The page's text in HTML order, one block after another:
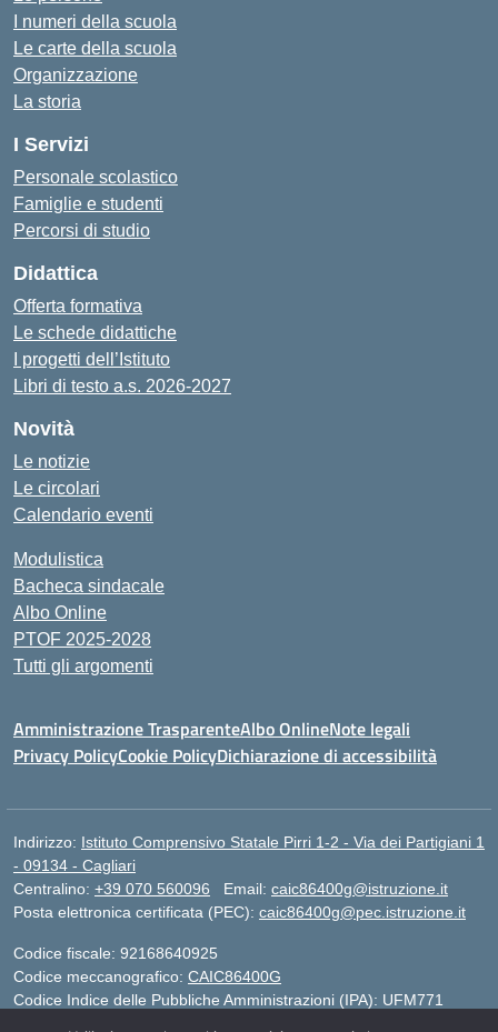
I numeri della scuola
Le carte della scuola
Organizzazione
La storia
I Servizi
Personale scolastico
Famiglie e studenti
Percorsi di studio
Didattica
Offerta formativa
Le schede didattiche
I progetti dell’Istituto
Libri di testo a.s. 2026-2027
Novità
Le notizie
Le circolari
Calendario eventi
Modulistica
Bacheca sindacale
Albo Online
PTOF 2025-2028
Tutti gli argomenti
Amministrazione TrasparenteAlbo OnlineNote legali
Privacy PolicyCookie PolicyDichiarazione di accessibilità
Indirizzo: Istituto Comprensivo Statale Pirri 1-2 - Via dei Partigiani 1
- 09134 - Cagliari
Centralino: +39 070 560096 Email: caic86400g@istruzione.it
Posta elettronica certificata (PEC): caic86400g@pec.istruzione.it
Codice fiscale: 92168640925
Codice meccanografico: CAIC86400G
Codice Indice delle Pubbliche Amministrazioni (IPA): UFM771